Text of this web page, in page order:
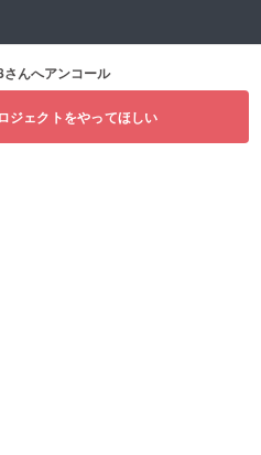
さんへアンコール
ジェクトをやってほしい